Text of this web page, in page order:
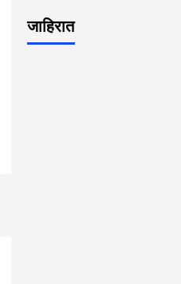
जाहिरात